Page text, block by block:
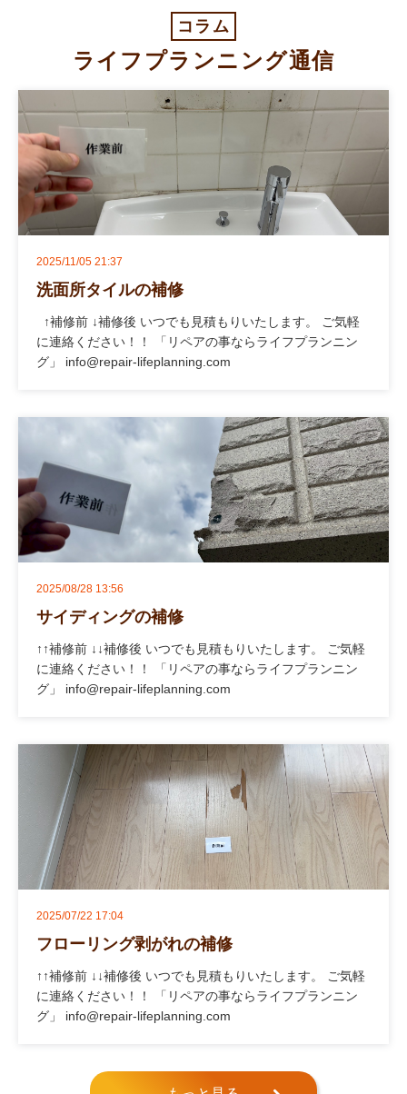
コラム
ライフプランニング通信
2025/11/05 21:37
洗面所タイルの補修
↑補修前 ↓補修後 いつでも見積もりいたします。 ご気軽
に連絡ください！！ 「リペアの事ならライフプランニン
グ」 info@repair-lifeplanning.com
2025/08/28 13:56
サイディングの補修
↑↑補修前 ↓↓補修後 いつでも見積もりいたします。 ご気軽
に連絡ください！！ 「リペアの事ならライフプランニン
グ」 info@repair-lifeplanning.com
2025/07/22 17:04
フローリング剥がれの補修
↑↑補修前 ↓↓補修後 いつでも見積もりいたします。 ご気軽
に連絡ください！！ 「リペアの事ならライフプランニン
グ」 info@repair-lifeplanning.com